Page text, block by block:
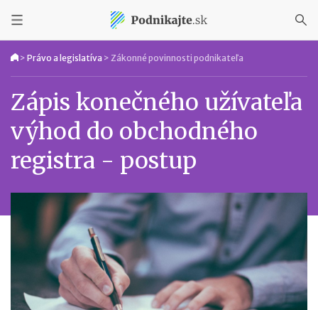
> Právo a legislatíva > Zákonné povinnosti podnikateľa
Zápis konečného užívateľa
výhod do obchodného
registra - postup